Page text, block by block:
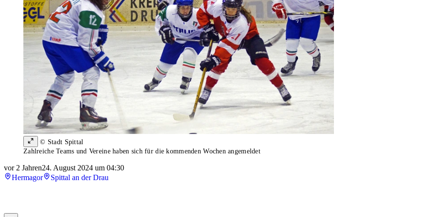
© Stadt Spittal
Zahlreiche Teams und Vereine haben sich für die kommenden Wochen angemeldet
vor 2 Jahren24. August 2024 um 04:30
Hermagor
Spittal an der Drau